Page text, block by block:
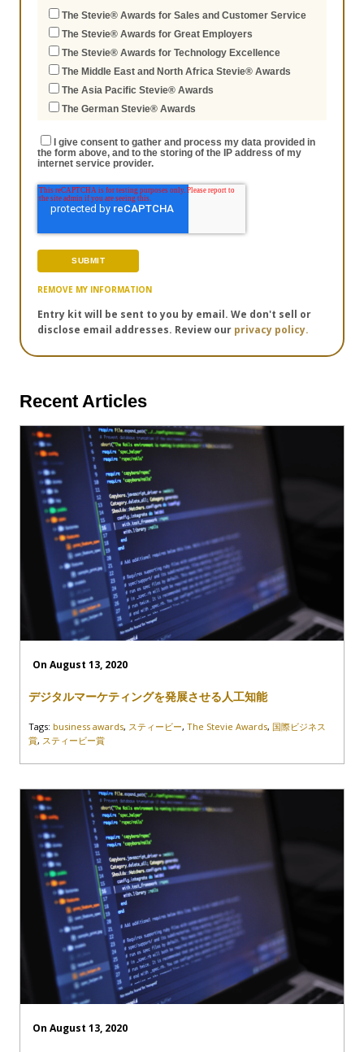
The Stevie® Awards for Sales and Customer Service
The Stevie® Awards for Great Employers
The Stevie® Awards for Technology Excellence
The Middle East and North Africa Stevie® Awards
The Asia Pacific Stevie® Awards
The German Stevie® Awards
I give consent to gather and process my data provided in
the form above, and to the storing of the IP address of my
internet service provider.
REMOVE MY INFORMATION
Entry kit will be sent to you by email. We don't sell or
disclose email addresses. Review our privacy policy.
Recent Articles
On August 13, 2020
デジタルマーケティングを発展させる人工知能
Tags: business awards, スティービー, The Stevie Awards, 国際ビジネス
賞, スティービー賞
On August 13, 2020